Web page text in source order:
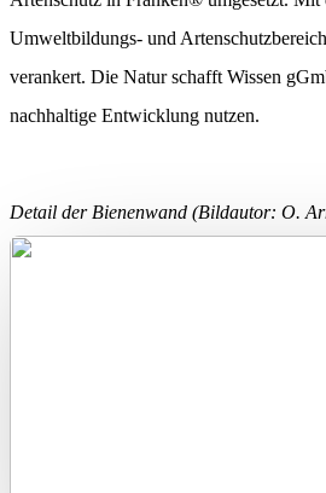
Umweltbildungs- und
verankert. Die Natur schafft Wissen
nachhaltige Entwicklung nutzen.
Detail der Bienenwand (Bildautor: O.